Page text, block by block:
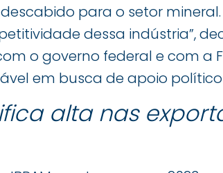
para o setor
dessa indústria”,
o governo federal e com a
em busca de apoio
alta nas